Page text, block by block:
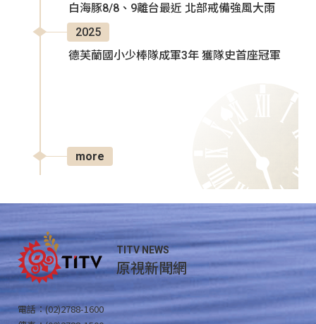
白海豚8/8、9離台最近 北部戒備強風大雨
2025
德芙蘭國小少棒隊成軍3年 獲隊史首座冠軍
more
TITV NEWS
原視新聞網
電話：(02)2788-1600